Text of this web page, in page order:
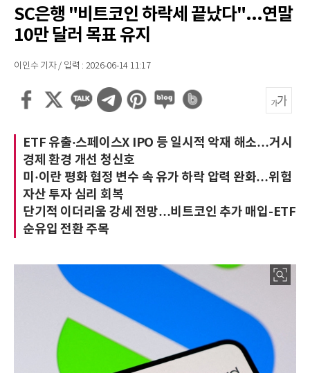
SC은행 "비트코인 하락세 끝났다"...연말
10만 달러 목표 유지
이인수 기자 / 입력 : 2026-06-14 11:17
ETF 유출·스페이스X IPO 등 일시적 악재 해소…거시
경제 환경 개선 청신호
미·이란 평화 협정 변수 속 유가 하락 압력 완화…위험
자산 투자 심리 회복
단기적 이더리움 강세 전망…비트코인 추가 매입-ETF
순유입 전환 주목